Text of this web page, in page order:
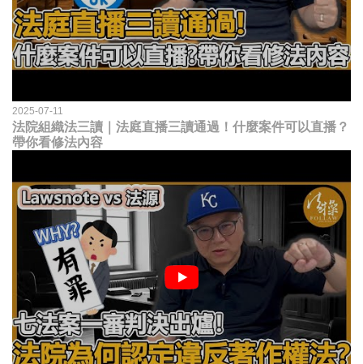
2025-07-11
法院組織法三讀｜法庭直播三讀通過！什麼案件可以直播？
帶你看修法內容